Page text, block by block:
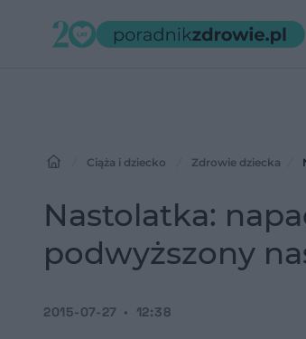
Ciąża i dziecko Zdrowie dziecka
Nastolatka:
podwyższony
2015-07-27 12:38